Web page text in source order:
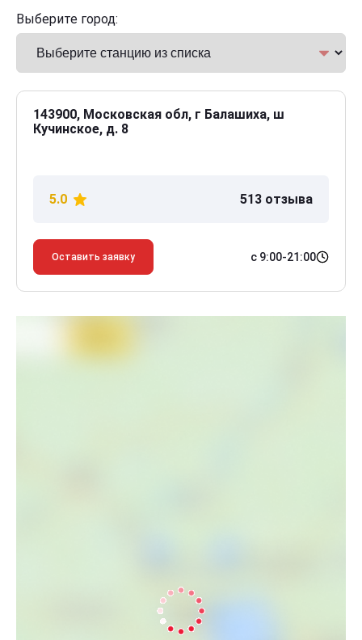
Выберите город:
143900, Московская обл, г Балашиха, ш
Кучинское, д. 8
5.0 513 отзыва
Оставить заявку с 9:00-21:00